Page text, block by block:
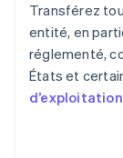
Transférez
entité, en
réglementé,
États et
d’exploitation